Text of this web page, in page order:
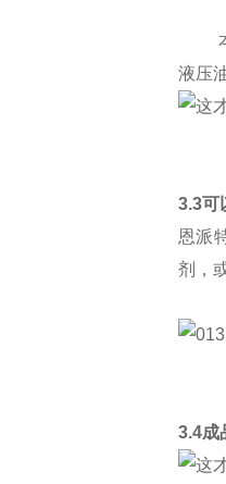
本
液压
3.3可
恩派
剂，
3.4成